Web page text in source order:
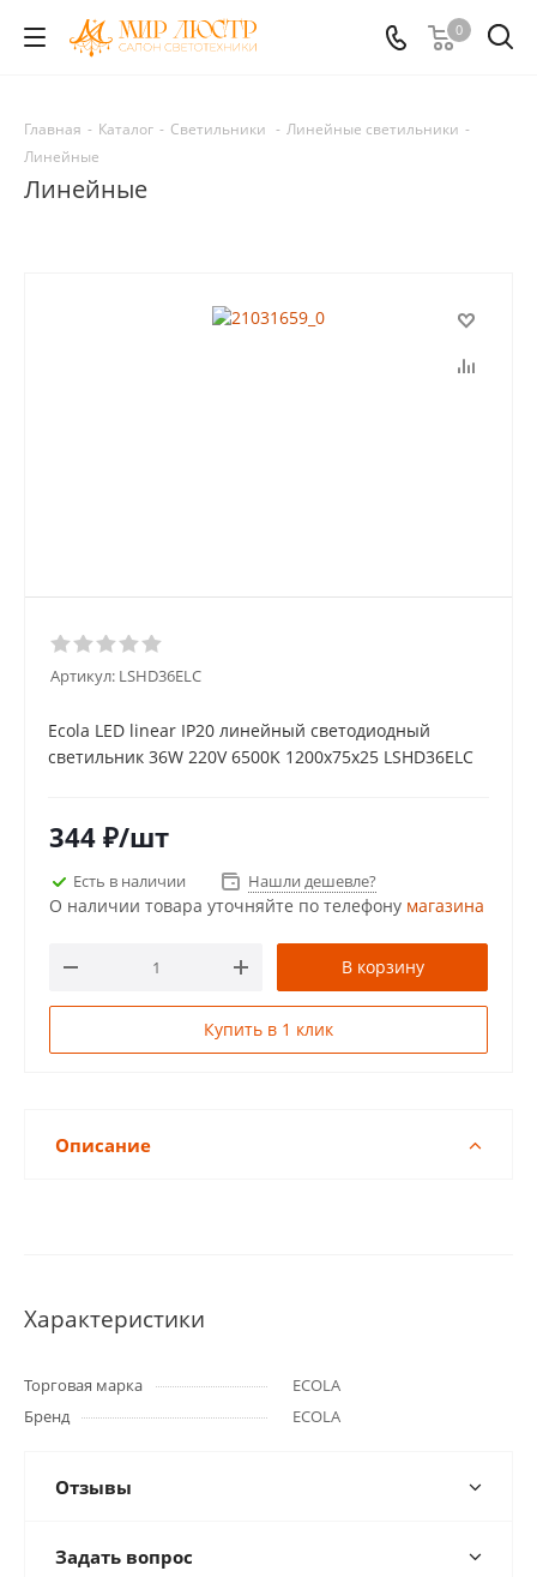
0
Главная - Каталог - Светильники - Линейные светильники -
Линейные
Линейные
Артикул: LSHD36ELC
Ecola LED linear IP20 линейный светодиодный
светильник 36W 220V 6500K 1200x75x25 LSHD36ELC
344 ₽/шт
Есть в наличии Нашли дешевле?
О наличии товара уточняйте по телефону магазина
В корзину
Купить в 1 клик
Описание
Характеристики
Торговая марка
ECOLA
Бренд
ECOLA
Отзывы
Задать вопрос